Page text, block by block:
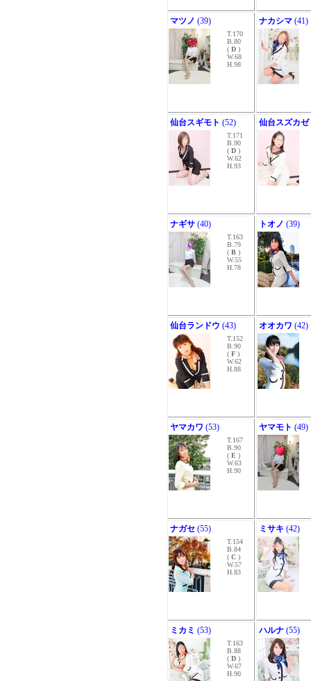
マツノ (39)
T.170
B.80
( D )
W.68
H.98
ナカシマ (41)
仙台スギモト (52)
T.171
B.90
( D )
W.62
H.93
仙台スズカゼ
ナギサ (40)
T.163
B.79
( B )
W.55
H.78
トオノ (39)
仙台ランドウ (43)
T.152
B.90
( F )
W.62
H.88
オオカワ (42)
ヤマカワ (53)
T.167
B.90
( E )
W.63
H.90
ヤマモト (49)
ナガセ (55)
T.154
B.84
( C )
W.57
H.83
ミサキ (42)
ミカミ (53)
T.163
B.88
( D )
W.67
H.90
ハルナ (55)